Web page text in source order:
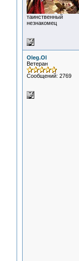
таинственный
незнакомец
Oleg.Ol
Ветеран
Сообщений: 2769